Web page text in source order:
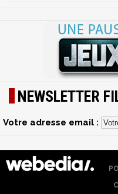
NEWSLETTER
Votre adresse email :